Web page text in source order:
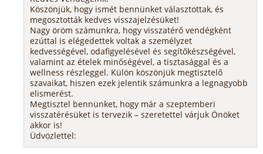
Köszönjük, hogy ismét bennünket választottak, és
megosztották kedves visszajelzésüket!
Nagy öröm számunkra, hogy visszatérő vendégként
ezúttal is elégedettek voltak a személyzet
kedvességével, odafigyelésével és segítőkészségével,
valamint az ételek minőségével, a tisztasággal és a
wellness részleggel. Külön köszönjük megtisztelő
szavaikat, hiszen ezek jelentik számunkra a legnagyobb
elismerést.
Megtisztel bennünket, hogy már a szeptemberi
visszatérésüket is tervezik – szeretettel várjuk Önöket
akkor is!
Üdvözlettel: